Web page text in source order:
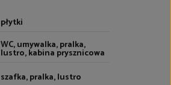
płytki
WC, umywalka, pralka,
lustro, kabina prysznicowa
szafka, pralka, lustro